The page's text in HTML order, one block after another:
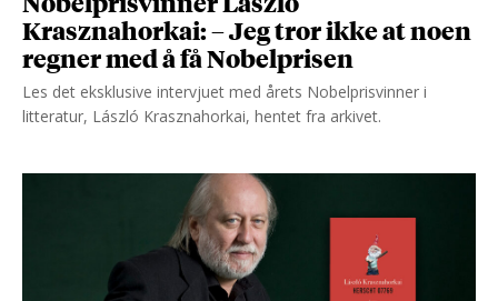
Krasznahorkai: – Jeg tror ikke at noen
regner med å få Nobelprisen
Les det eksklusive intervjuet med årets Nobelprisvinner i
litteratur, László Krasznahorkai, hentet fra arkivet.